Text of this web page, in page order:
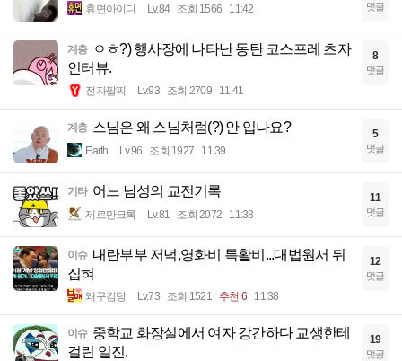
휴면아이디 Lv.84 조회 1566 11:42 댓글
계층
ㅇㅎ?) 행사장에 나타난 동탄 코스프레 츠자
인터뷰.
전자팔찌 Lv.93 조회 2709 11:41
8
댓글
계층 스님은 왜 스님처럼(?) 안 입나요?
Earth Lv.96 조회 1927 11:39
5
댓글
기타 어느 남성의 교전기록
제르만크록 Lv.81 조회 2072 11:38
11
댓글
이슈 내란부부 저녁,영화비 특활비...대법원서 뒤
집혀
왜구김당 Lv.73 조회 1521 추천 6 11:38
12
댓글
이슈 중학교 화장실에서 여자 강간하다 교생한테
걸린 일진.
19
댓글